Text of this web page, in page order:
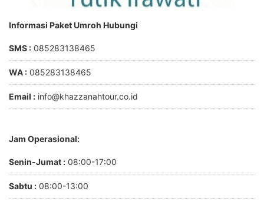
Informasi Paket Umroh Hubungi
SMS : 085283138465
WA : 085283138465
Email : info@khazzanahtour.co.id
Jam Operasional:
Senin-Jumat : 08:00-17:00
Sabtu : 08:00-13:00